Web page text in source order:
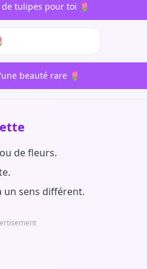
tulipes pour toi 🌷
beauté rare 🌷
de fleurs.
un sens différent.